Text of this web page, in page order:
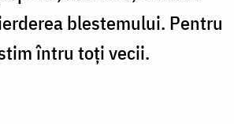
blestemului. Pentru
întru toţi vecii.